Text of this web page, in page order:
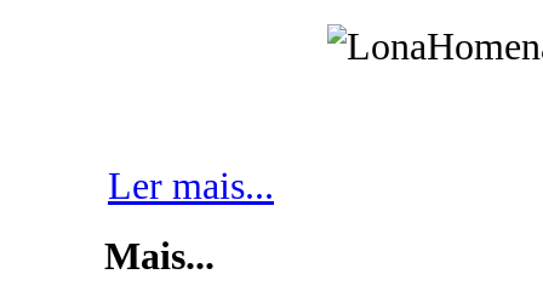
Ler mais...
Mais...